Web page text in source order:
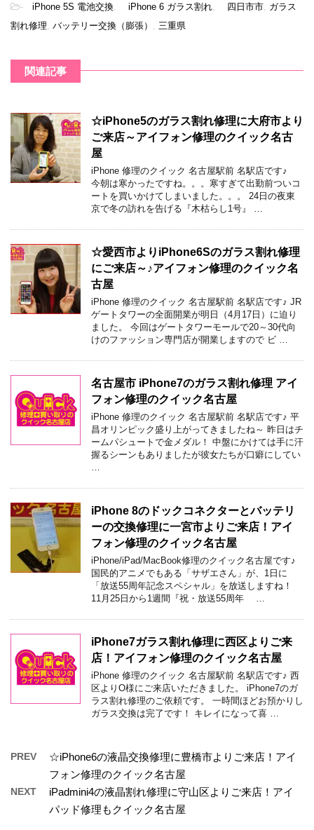
- iPhone 5S 電池交換 iPhone 6 ガラス割れ 四日市市 ガラス
割れ修理 バッテリー交換（膨張） 三重県
関連記事
☆iPhone5のガラス割れ修理に大府市より
ご来店～アイフォン修理のクイック名古
屋
iPhone 修理のクイック 名古屋駅前 名駅店です♪
今朝は寒かったですね。。。寒すぎて出勤前ついコ
ートを買いかけてしまいました。。。 24日の夜東
京で冬の訪れを告げる『木枯らし1号』 …
☆愛西市よりiPhone6Sのガラス割れ修理
にご来店～♪アイフォン修理のクイック名
古屋
iPhone 修理のクイック 名古屋駅前 名駅店です♪ JR
ゲートタワーの全面開業が明日（4月17日）に迫り
ました。 今回はゲートタワーモールで20～30代向
けのファッション専門店が開業しますので ビ …
名古屋市 iPhone7のガラス割れ修理 アイ
フォン修理のクイック名古屋
iPhone 修理のクイック 名古屋駅前 名駅店です♪ 平
昌オリンピック盛り上がってきましたね～ 昨日はチ
ームパシュートで金メダル！ 中盤にかけては手に汗
握るシーンもありましたが彼女たちが口癖にしてい
iPhone 8のドックコネクターとバッテリ
ーの交換修理に一宮市よりご来店！アイ
フォン修理のクイック名古屋
iPhone/iPad/MacBook修理のクイック名古屋です♪
国民的アニメでもある「サザエさん」が、1日に
「放送55周年記念スペシャル」を放送しますね！
11月25日から1週間『祝・放送55周年 …
iPhone7ガラス割れ修理に西区よりご来
店！アイフォン修理のクイック名古屋
iPhone 修理のクイック 名古屋駅前 名駅店です♪ 西
区よりO様にご来店いただきました。 iPhone7のガ
ラス割れ修理のご依頼です。 一時間ほどお預かりし
ガラス交換は完了です！ キレイになって喜 …
PREV
☆iPhone6の液晶交換修理に豊橋市よりご来店！アイ
フォン修理のクイック名古屋
NEXT
iPadmini4の液晶割れ修理に守山区よりご来店！アイ
パッド修理もクイック名古屋